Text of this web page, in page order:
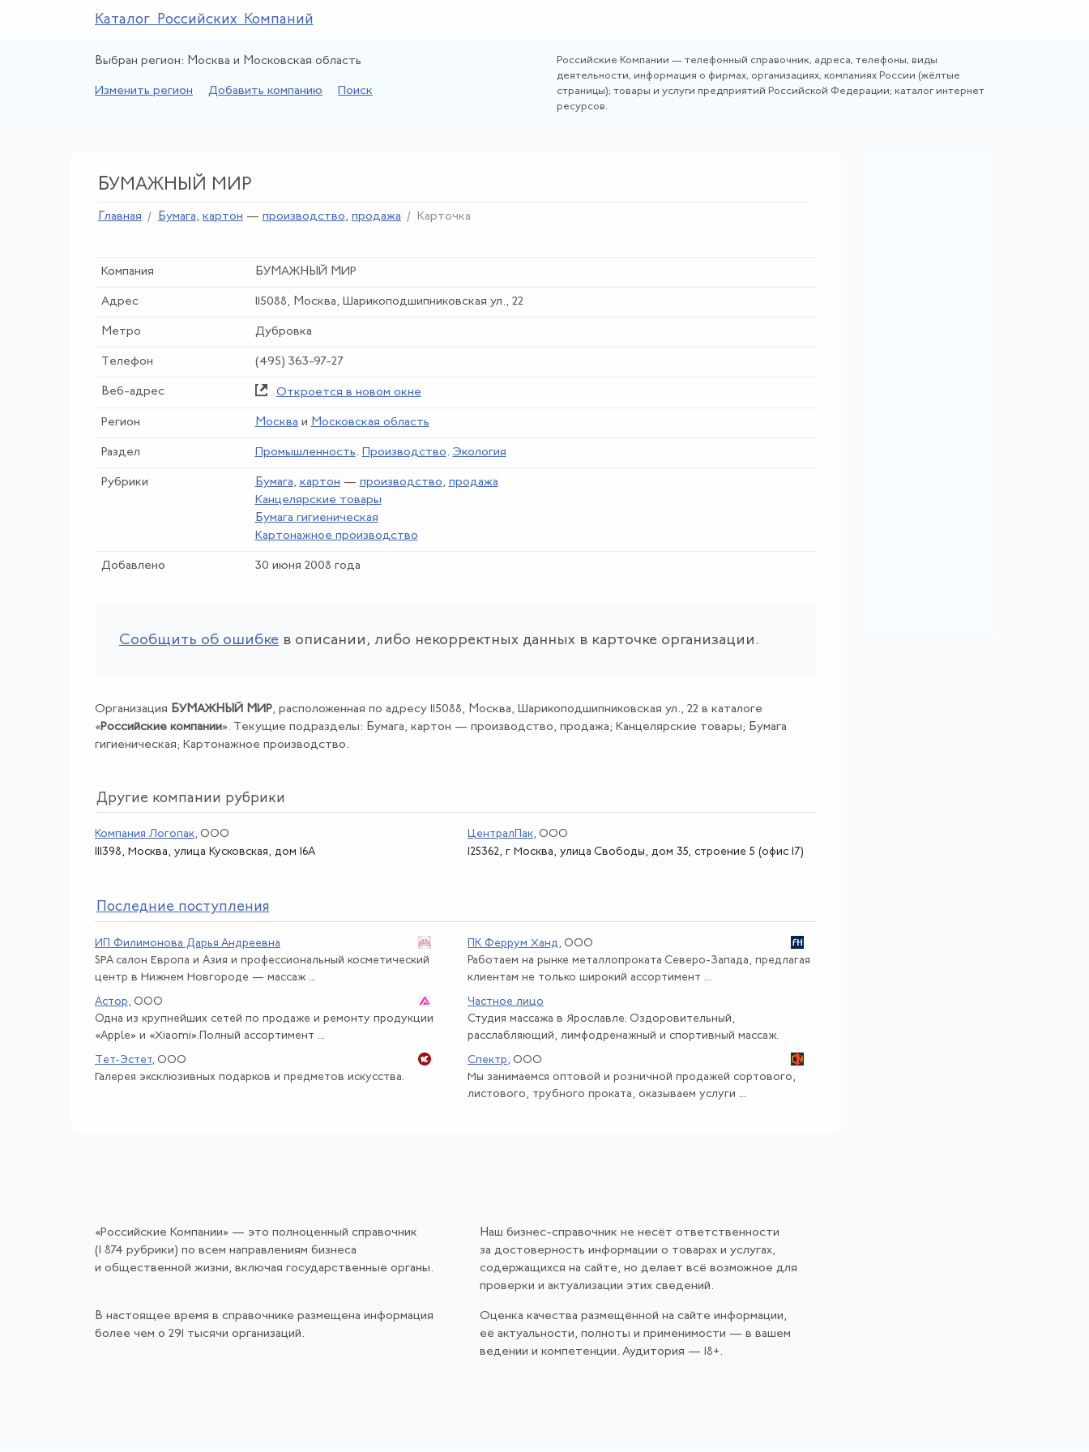
Каталог Российских Компаний
Выбран регион: Москва и Московская область
Изменить регион Добавить компанию Поиск
Российские Компании — телефонный справочник, адреса, телефоны, виды
деятельности, информация о фирмах, организациях, компаниях России (жёлтые
страницы); товары и услуги предприятий Российской Федерации; каталог интернет
ресурсов.
БУМАЖНЫЙ МИР
Главная Бумага, картон — производство, продажа Карточка
Компания БУМАЖНЫЙ МИР
Адрес 115088, Москва, Шарикоподшипниковская ул., 22
Метро Дубровка
Телефон (495) 363-97-27
Веб-адрес Откроется в новом окне
Регион Москва и Московская область
Раздел Промышленность. Производство. Экология
Рубрики Бумага, картон — производство, продажа
Канцелярские товары
Бумага гигиеническая
Картонажное производство
Добавлено 30 июня 2008 года
Сообщить об ошибке в описании, либо некорректных данных в карточке организации.
Организация БУМАЖНЫЙ МИР, расположенная по адресу 115088, Москва, Шарикоподшипниковская ул., 22 в каталоге
«Российские компании». Текущие подразделы: Бумага, картон — производство, продажа; Канцелярские товары; Бумага
гигиеническая; Картонажное производство.
Другие компании рубрики
Компания Логопак, ООО
111398, Москва, улица Кусковская, дом 16А
ЦентралПак, ООО
125362, г Москва, улица Свободы, дом 35, строение 5 (офис 17)
Последние поступления
ИП Филимонова Дарья Андреевна
SPA салон Европа и Азия и профессиональный косметический
центр в Нижнем Новгороде — массаж ...
ПК Феррум Ханд , ООО
Работаем на рынке металлопроката Северо-Запада, предлагая
клиентам не только широкий ассортимент ...
Астор , ООО
Одна из крупнейших сетей по продаже и ремонту продукции
«Apple» и «Xiaomi».Полный ассортимент ...
Частное лицо
Студия массажа в Ярославле. Оздоровительный,
расслабляющий, лимфодренажный и спортивный массаж.
Тет-Эстет, ООО
Галерея эксклюзивных подарков и предметов искусства.
Спектр , ООО
Мы занимаемся оптовой и розничной продажей сортового,
листового, трубного проката, оказываем услуги ...
«Российские Компании» — это полноценный справочник
(1 874 рубрики) по всем направлениям бизнеса
и общественной жизни, включая государственные органы.
Наш бизнес-справочник не несёт ответственности
за достоверность информации о товарах и услугах,
содержащихся на сайте, но делает всё возможное для
проверки и актуализации этих сведений.
В настоящее время в справочнике размещена информация
более чем о 291 тысячи организаций.
Оценка качества размещённой на сайте информации,
её актуальности, полноты и применимости — в вашем
ведении и компетенции. Аудитория — 18+.